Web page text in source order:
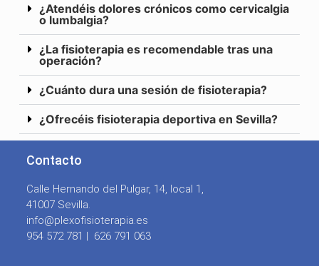
¿Atendéis dolores crónicos como cervicalgia
o lumbalgia?
¿La fisioterapia es recomendable tras una
operación?
¿Cuánto dura una sesión de fisioterapia?
¿Ofrecéis fisioterapia deportiva en Sevilla?
Contacto
Calle Hernando del Pulgar, 14, local 1,
41007 Sevilla.
info@plexofisioterapia.es
954 572 781 | 626 791 063